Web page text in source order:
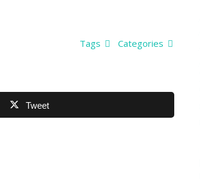
Categories
Tags
Tweet